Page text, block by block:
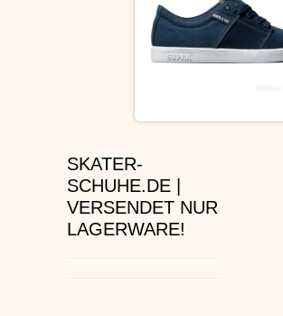
ÉS SCHUHE
SLIP ON
OSIRIS SKATERSCHUHE
ADIO
SKATER-
SCHUHE.DE |
VERSENDET NUR
LAGERWARE!